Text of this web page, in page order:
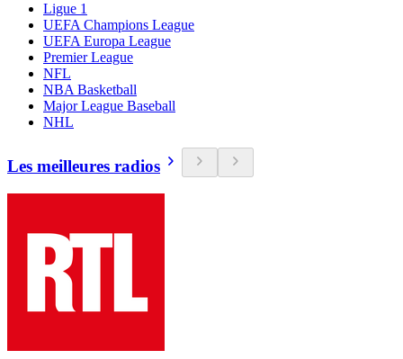
Ligue 1
UEFA Champions League
UEFA Europa League
Premier League
NFL
NBA Basketball
Major League Baseball
NHL
Les meilleures radios